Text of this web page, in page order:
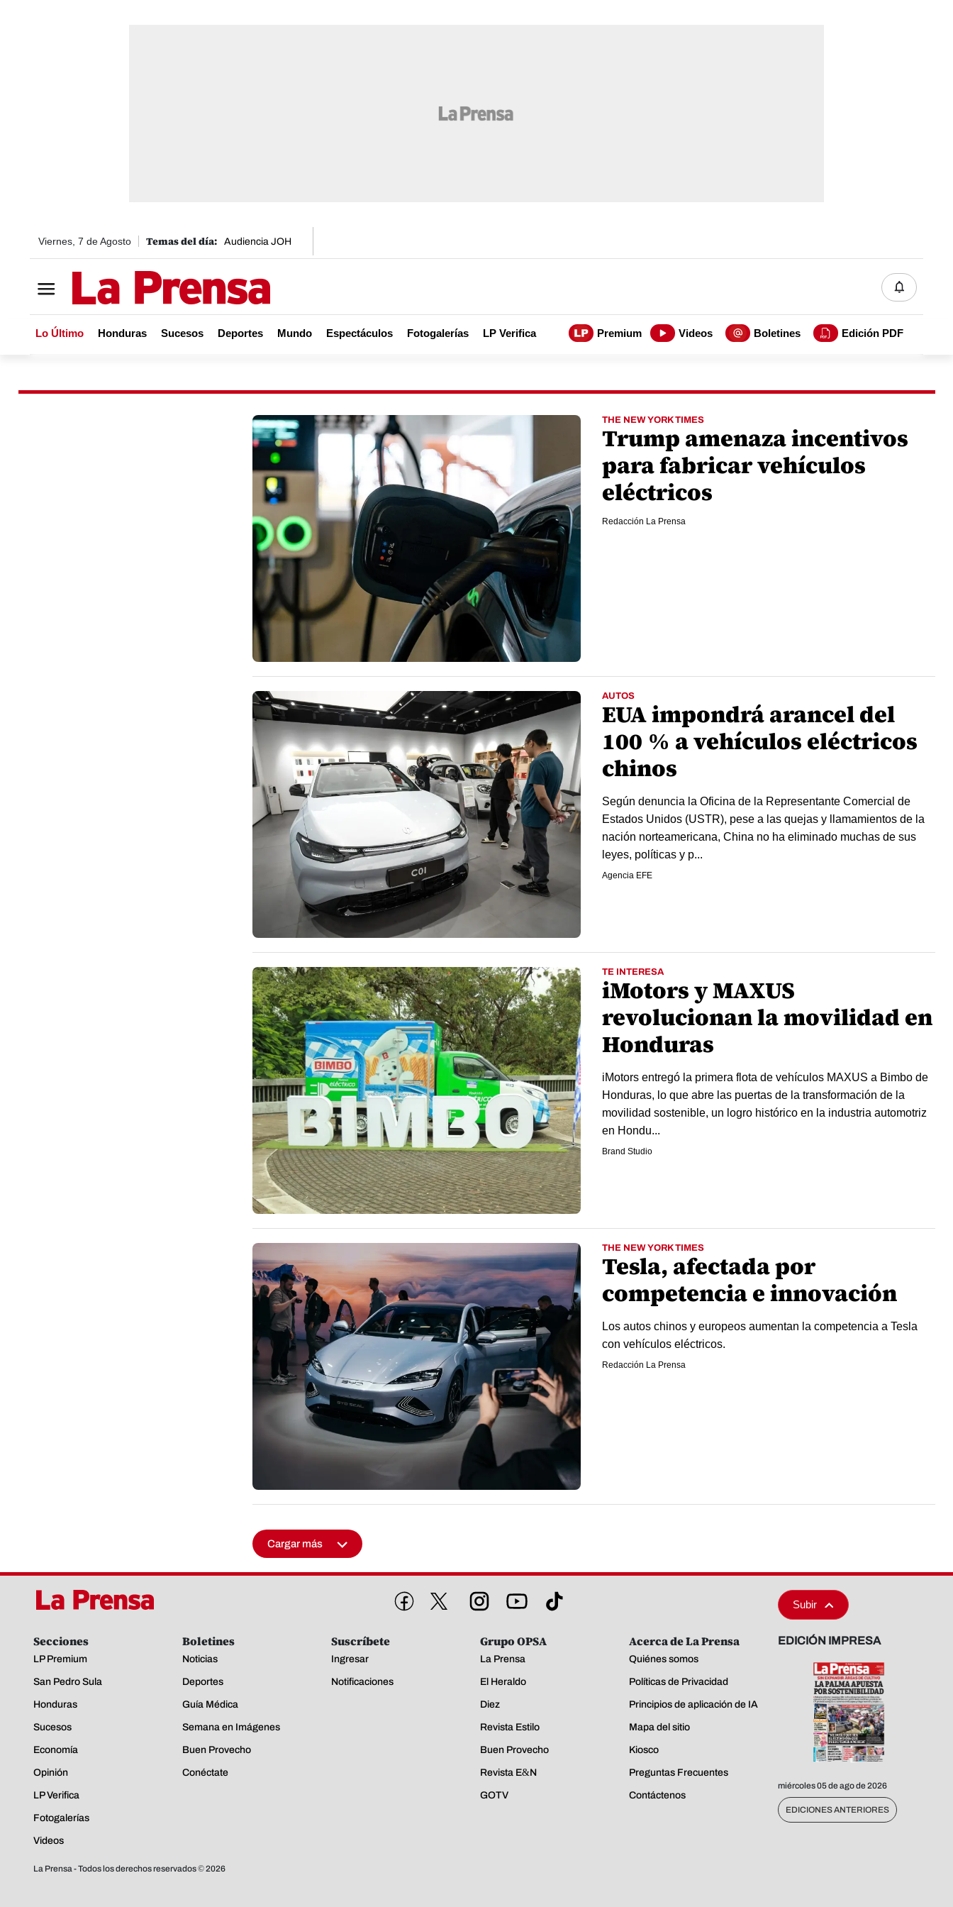
Viernes, 7 de Agosto Audiencia JOH
Lo Último Honduras Sucesos Deportes Mundo Espectáculos Fotogalerías LP Verifica Premium Videos Boletines Edición PDF
THE NEW YORK TIMES
Trump amenaza incentivos
para fabricar vehículos
eléctricos
Redacción La Prensa
AUTOS
EUA impondrá arancel del
100 % a vehículos eléctricos
chinos
Según denuncia la Oficina de la Representante Comercial de
Estados Unidos (USTR), pese a las quejas y llamamientos de la
nación norteamericana, China no ha eliminado muchas de sus
leyes, políticas y p...
Agencia EFE
TE INTERESA
iMotors y MAXUS
revolucionan la movilidad en
Honduras
iMotors entregó la primera flota de vehículos MAXUS a Bimbo de
Honduras, lo que abre las puertas de la transformación de la
movilidad sostenible, un logro histórico en la industria automotriz
en Hondu...
Brand Studio
THE NEW YORK TIMES
Tesla, afectada por
competencia e innovación
Los autos chinos y europeos aumentan la competencia a Tesla
con vehículos eléctricos.
Redacción La Prensa
Cargar más
Subir
Secciones
LP Premium
San Pedro Sula
Honduras
Sucesos
Economía
Opinión
LP Verifica
Fotogalerías
Videos
Boletines
Noticias
Deportes
Guía Médica
Semana en Imágenes
Buen Provecho
Conéctate
Suscríbete
Ingresar
Notificaciones
Grupo OPSA
La Prensa
El Heraldo
Diez
Revista Estilo
Buen Provecho
Revista E&N
GOTV
Acerca de La Prensa
Quiénes somos
Políticas de Privacidad
Principios de aplicación de IA
Mapa del sitio
Kiosco
Preguntas Frecuentes
Contáctenos
EDICIÓN IMPRESA
miércoles 05 de ago de 2026
EDICIONES ANTERIORES
La Prensa - Todos los derechos reservados ©2026